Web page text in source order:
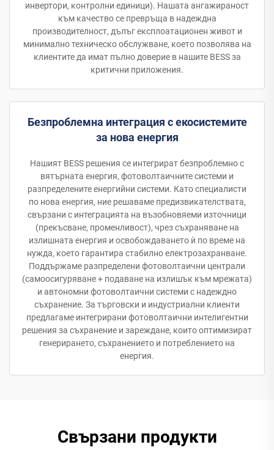
инвертори, контролни единици). Нашата ангажираност
към качество се превръща в надеждна
производителност, дълъг експлоатационен живот и
минимално техническо обслужване, което позволява на
клиентите да имат пълно доверие в нашите BESS за
критични приложения.
Безпроблемна интеграция с екосистемите
за нова енергия
Нашият BESS решения се интегрират безпроблемно с
вятърната енергия, фотоволтаичните системи и
разпределените енергийни системи. Като специалисти
по нова енергия, ние решаваме предизвикателствата,
свързани с интеграцията на възобновяеми източници
(прекъсване, променливост), чрез съхраняване на
излишната енергия и освобождаването ѝ по време на
нужда, което гарантира стабилно електрозахранване.
Поддържаме разпределени фотоволтаични централи
(самоосигуряване + подаване на излишък към мрежата)
и автономни фотоволтаични системи с надеждно
съхранение. За търговски и индустриални клиенти
предлагаме интегрирани фотоволтаични интелигентни
решения за съхранение и зареждане, които оптимизират
генерирането, съхранението и потреблението на
енергия.
Свързани продукти